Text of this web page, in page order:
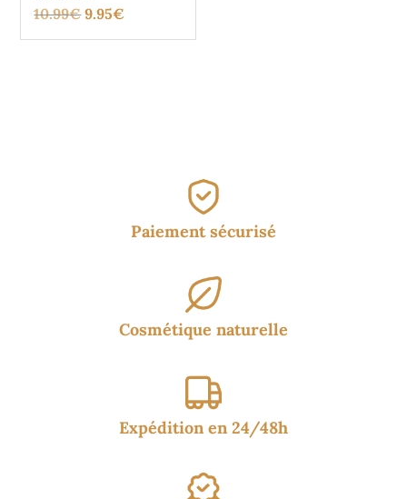
Note
5.00
10.99€Le
prix
9.95€
prix
Paiement sécurisé
Cosmétique naturelle
Expédition en 24/48h